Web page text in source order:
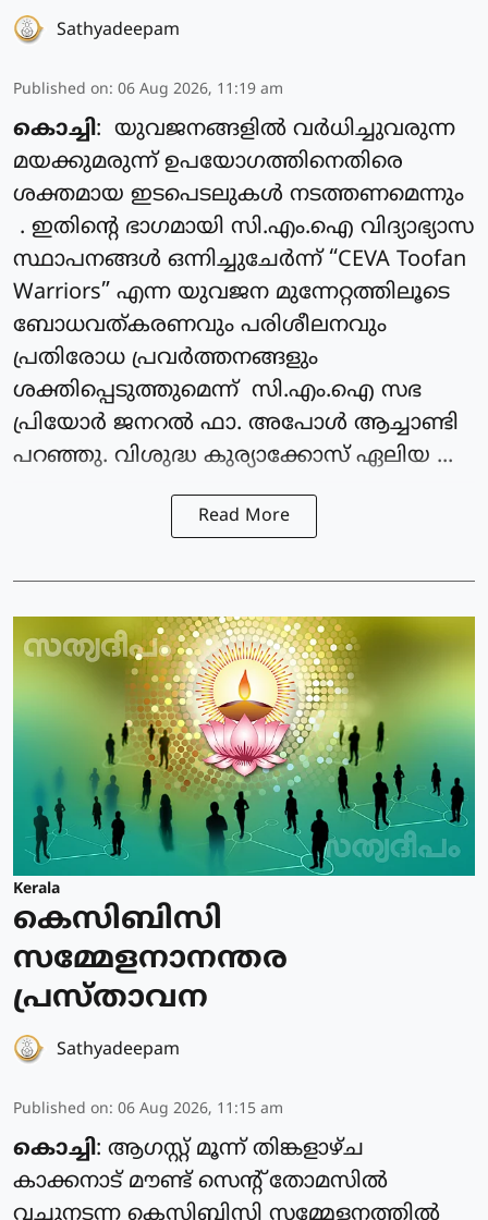
Sathyadeepam
Published on: 06 Aug 2026, 11:19 am
കൊച്ചി: യുവജനങ്ങളിൽ വർധിച്ചുവരുന്ന
മയക്കുമരുന്ന് ഉപയോഗത്തിനെതിരെ
ശക്തമായ ഇടപെടലുകൾ നടത്തണമെന്നും
. ഇതിന്റെ ഭാഗമായി സി.എം.ഐ വിദ്യാഭ്യാസ
സ്ഥാപനങ്ങൾ ഒന്നിച്ചുചേർന്ന് “CEVA Toofan
Warriors” എന്ന യുവജന മുന്നേറ്റത്തിലൂടെ
ബോധവത്കരണവും പരിശീലനവും
പ്രതിരോധ പ്രവർത്തനങ്ങളും
ശക്തിപ്പെടുത്തുമെന്ന് സി.എം.ഐ സഭ
പ്രിയോർ ജനറൽ ഫാ. അപോൾ ആച്ചാണ്ടി
പറഞ്ഞു. വിശുദ്ധ കുര്യാക്കോസ് ഏലിയ ...
Read More
Kerala
കെസിബിസി
സമ്മേളനാനന്തര
പ്രസ്താവന
Sathyadeepam
Published on: 06 Aug 2026, 11:15 am
കൊച്ചി: ആഗസ്റ്റ് മൂന്ന് തിങ്കളാഴ്ച
കാക്കനാട് മൗണ്ട് സെന്റ് തോമസില്‍